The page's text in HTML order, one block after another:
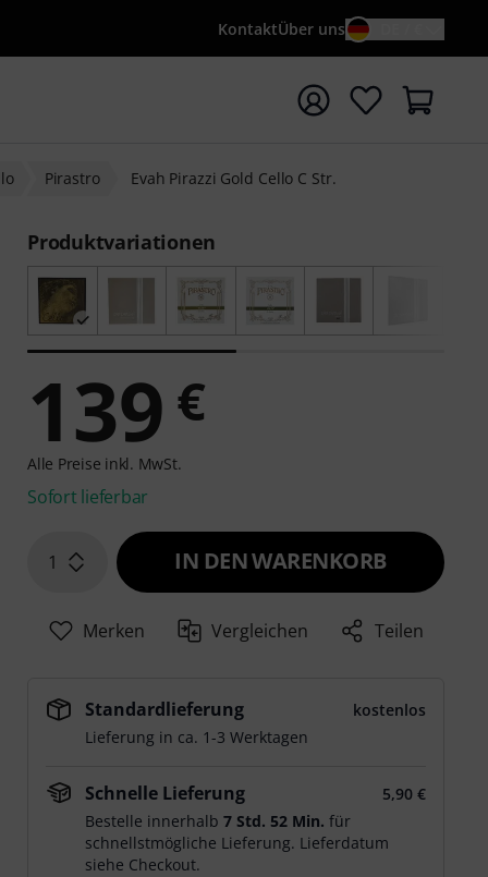
KontaktÜber uns
mit Suchwort {searchTerm} starten
Pirastro Evah Pirazzi Gold Cello C Str.
Produktvariationen
139 €
Alle Preise inkl. MwSt.
Sofort lieferbar
1 IN DEN WARENKORB
Merken Vergleichen Teilen
Standardlieferung
kostenlos
Lieferung in ca. 1-3 Werktagen
Schnelle Lieferung
5,90 €
Bestelle innerhalb7 Std. 52 Min. für
schnellstmögliche Lieferung. Lieferdatum
siehe Checkout.